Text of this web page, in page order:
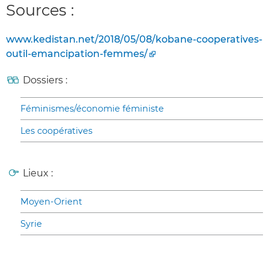
Sources :
www.kedistan.net/2018/05/08/kobane-cooperatives-
outil-emancipation-femmes/
Dossiers :
Féminismes/économie féministe
Les coopératives
Lieux :
Moyen-Orient
Syrie